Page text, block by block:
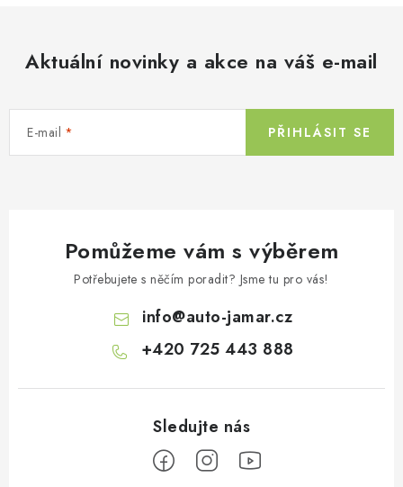
Aktuální novinky a akce na váš e-mail
E-mail PŘIHLÁSIT SE
Pomůžeme vám s výběrem
Potřebujete s něčím poradit? Jsme tu pro vás!
info@auto-jamar.cz
+420 725 443 888